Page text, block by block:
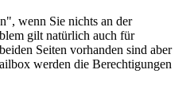
wenn Sie nichts an der
gilt natürlich auch für
Seiten vorhanden sind aber
werden die Berechtigungen